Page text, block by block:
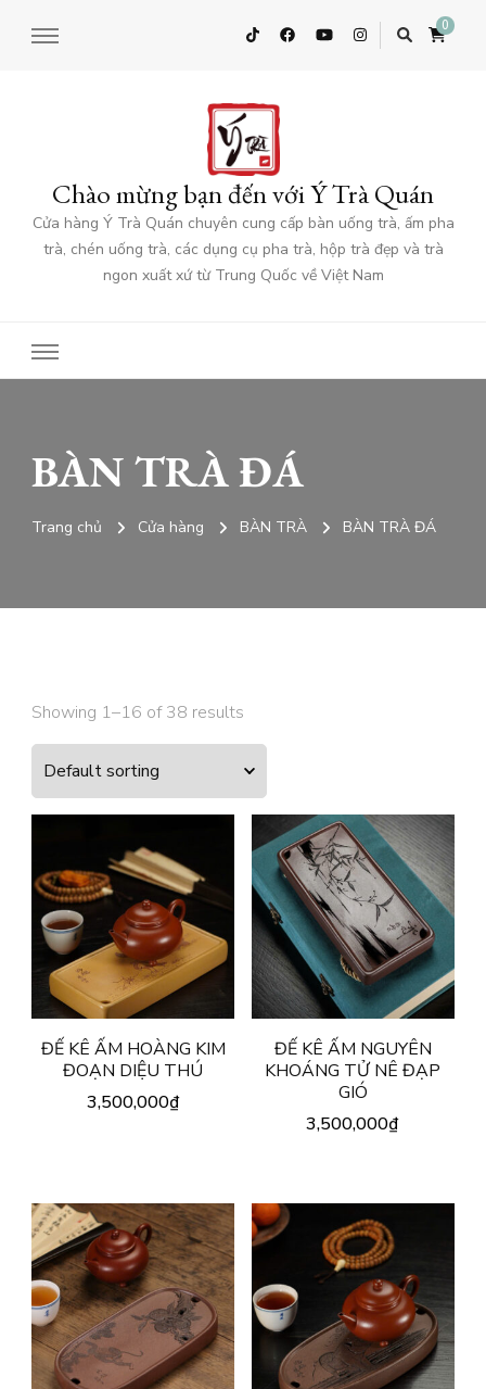
0
Chào mừng bạn đến với Ý Trà Quán
Cửa hàng Ý Trà Quán chuyên cung cấp bàn uống trà, ấm pha
trà, chén uống trà, các dụng cụ pha trà, hộp trà đẹp và trà
ngon xuất xứ từ Trung Quốc về Việt Nam
BÀN TRÀ ĐÁ
Trang chủ Cửa hàng BÀN TRÀ BÀN TRÀ ĐÁ
Showing 1–16 of 38 results
ĐẾ KÊ ẤM HOÀNG KIM
ĐOẠN DIỆU THÚ
3,500,000₫
ĐẾ KÊ ẤM NGUYÊN
KHOÁNG TỬ NÊ ĐẠP
GIÓ
3,500,000₫